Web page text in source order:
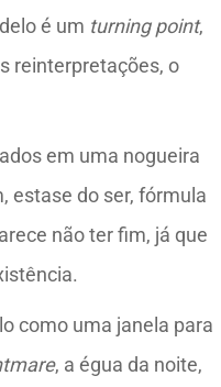
é um turning point,
reinterpretações, o
em uma nogueira
estase do ser, fórmula
não ter fim, já que
como uma janela para
, a égua da noite,